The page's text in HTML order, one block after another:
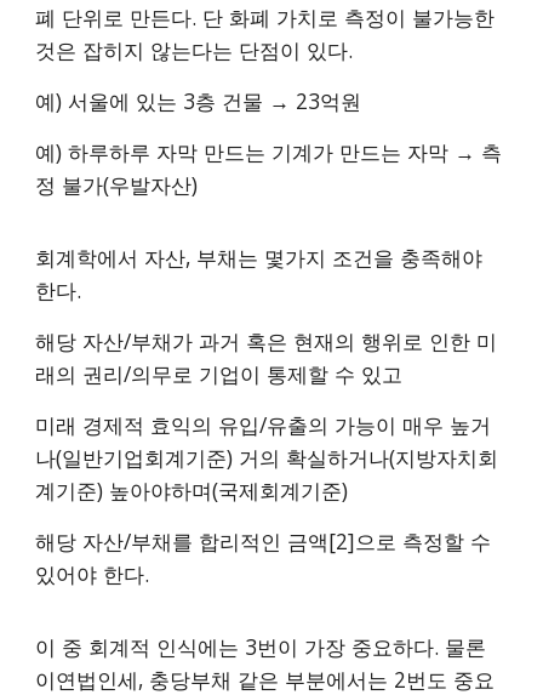
폐 단위로 만든다. 단 화폐 가치로 측정이 불가능한
것은 잡히지 않는다는 단점이 있다.
예) 서울에 있는 3층 건물 → 23억원
예) 하루하루 자막 만드는 기계가 만드는 자막 → 측
정 불가(우발자산)
회계학에서 자산, 부채는 몇가지 조건을 충족해야
한다.
해당 자산/부채가 과거 혹은 현재의 행위로 인한 미
래의 권리/의무로 기업이 통제할 수 있고
미래 경제적 효익의 유입/유출의 가능이 매우 높거
나(일반기업회계기준) 거의 확실하거나(지방자치회
계기준) 높아야하며(국제회계기준)
해당 자산/부채를 합리적인 금액[2]으로 측정할 수
있어야 한다.
이 중 회계적 인식에는 3번이 가장 중요하다. 물론
이연법인세, 충당부채 같은 부분에서는 2번도 중요